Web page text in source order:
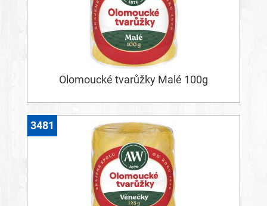
Olomoucké tvarůžky Malé 100g
3481